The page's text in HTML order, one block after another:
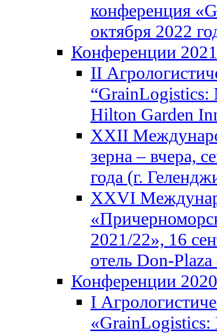
конференция
октября 2022
Конференции 2021
II
“GrainLogistics:
Hilton Garden
XXII
зерна – вчера,
года (г.
XXVI
2021/22», 16
отель Don-
Конференции 2020
I
«GrainLogistics: